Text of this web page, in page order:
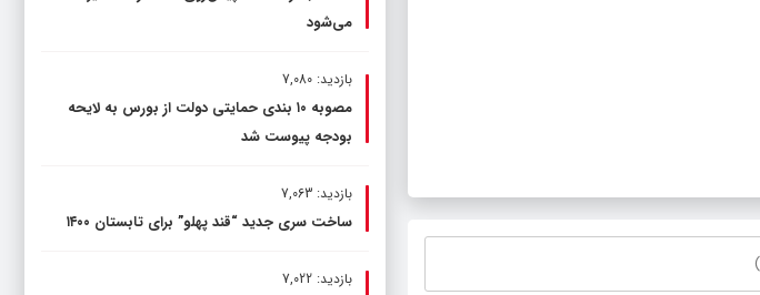
می‌شود
بازدید: 7,080
مصوبه ۱۰ بندی حمایتی دولت از بورس به لایحه
بودجه پیوست شد
بازدید: 7,063
ساخت سری جدید “قند پهلو” برای تابستان ۱۴۰۰
بازدید: 7,022